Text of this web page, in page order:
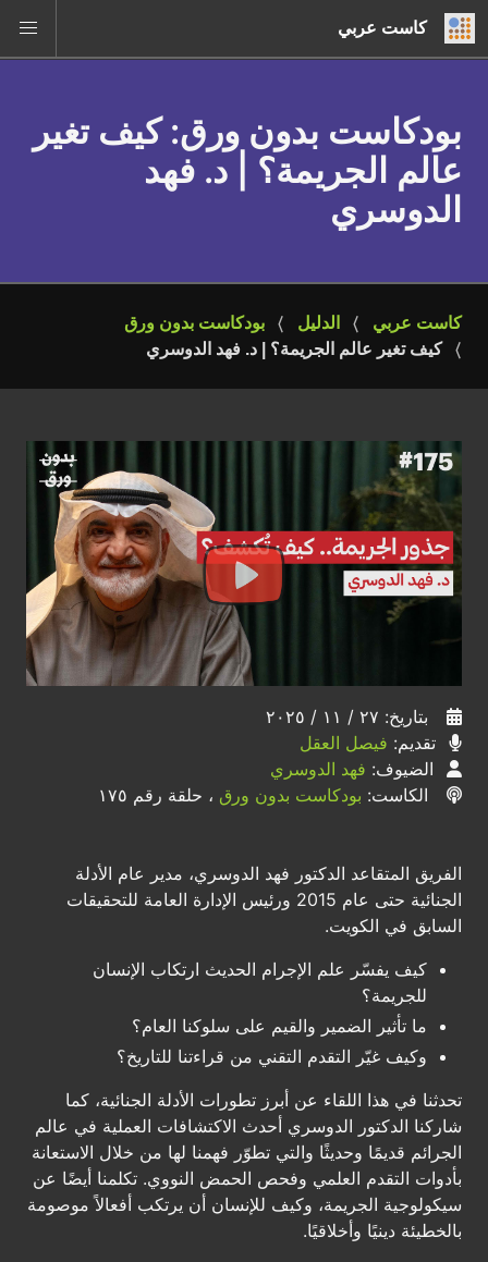
كاست عربي
بودكاست بدون ورق: كيف تغير
عالم الجريمة؟ | د. فهد
الدوسري
كاست عربي الدليل
بودكاست بدون ورق
كيف تغير عالم الجريمة؟ | د. فهد الدوسري
بتاريخ: ٢٧ / ١١ / ٢٠٢٥
تقديم: فيصل العقل
الضيوف: فهد الدوسري
الكاست: بودكاست بدون ورق ، حلقة رقم ١٧٥
الفريق المتقاعد الدكتور فهد الدوسري، مدير عام الأدلة
الجنائية حتى عام 2015 ورئيس الإدارة العامة للتحقيقات
السابق في الكويت.
كيف يفسّر علم الإجرام الحديث ارتكاب الإنسان
للجريمة؟
ما تأثير الضمير والقيم على سلوكنا العام؟
وكيف غيّر التقدم التقني من قراءتنا للتاريخ؟
تحدثنا في هذا اللقاء عن أبرز تطورات الأدلة الجنائية، كما
شاركنا الدكتور الدوسري أحدث الاكتشافات العملية في عالم
الجرائم قديمًا وحديثًا والتي تطوّر فهمنا لها من خلال الاستعانة
بأدوات التقدم العلمي وفحص الحمض النووي. تكلمنا أيضًا عن
سيكولوجية الجريمة، وكيف للإنسان أن يرتكب أفعالاً موصومة
بالخطيئة دينيًا وأخلاقيًا.